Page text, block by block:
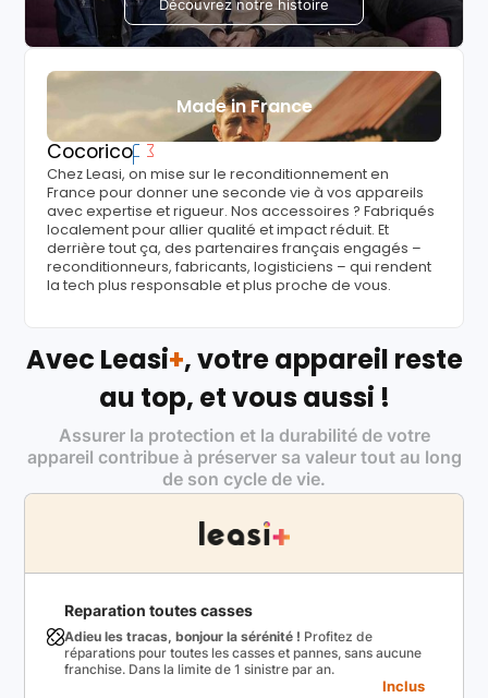
Découvrez notre histoire
Made in France
Cocorico
Chez Leasi, on mise sur le reconditionnement en
France pour donner une seconde vie à vos appareils
avec expertise et rigueur. Nos accessoires ? Fabriqués
localement pour allier qualité et impact réduit. Et
derrière tout ça, des partenaires français engagés –
reconditionneurs, fabricants, logisticiens – qui rendent
la tech plus responsable et plus proche de vous.
Avec Leasi+, votre appareil reste
au top, et vous aussi !
Assurer la protection et la durabilité de votre
appareil contribue à préserver sa valeur tout au long
de son cycle de vie.
Reparation toutes casses
Adieu les tracas, bonjour la sérénité ! Profitez de
réparations pour toutes les casses et pannes, sans aucune
franchise. Dans la limite de 1 sinistre par an.
Inclus